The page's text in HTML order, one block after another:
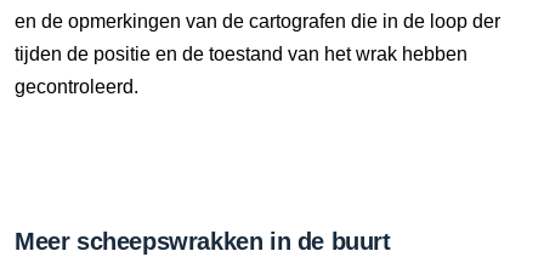
en de opmerkingen van de cartografen die in de loop der
tijden de positie en de toestand van het wrak hebben
gecontroleerd.
Meer scheepswrakken in de buurt